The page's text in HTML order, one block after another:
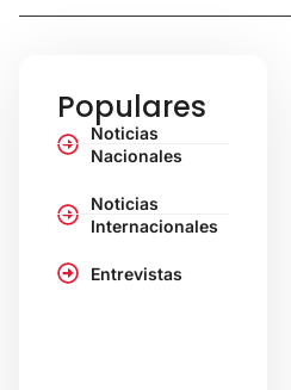
Populares
Noticias
Nacionales
Noticias
Internacionales
Entrevistas